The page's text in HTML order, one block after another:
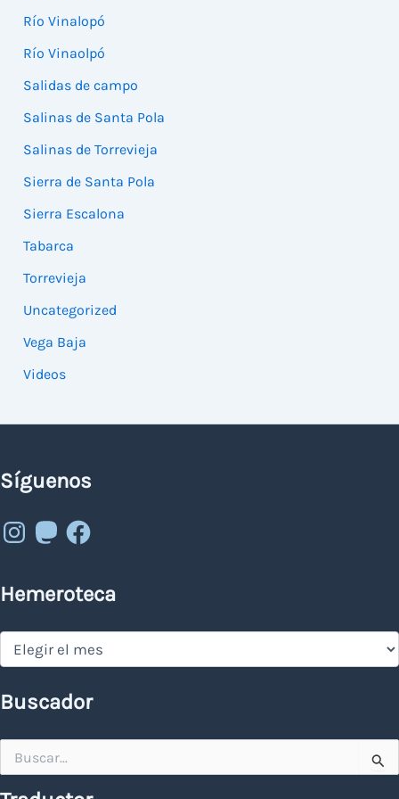
Río Vinalopó
Río Vinaolpó
Salidas de campo
Salinas de Santa Pola
Salinas de Torrevieja
Sierra de Santa Pola
Sierra Escalona
Tabarca
Torrevieja
Uncategorized
Vega Baja
Videos
Síguenos
Instagram
MastodonFacebook
Hemeroteca
Hemeroteca
Buscador
por: